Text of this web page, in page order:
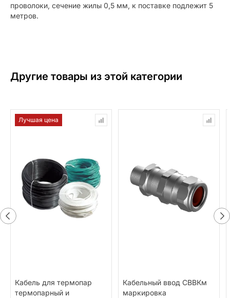
проволоки, сечение жилы 0,5 мм, к поставке подлежит 5
метров.
Другие товары из этой категории
Лучшая цена
Кабель для термопар
термопарный и
Кабельный ввод СВВКм
маркировка